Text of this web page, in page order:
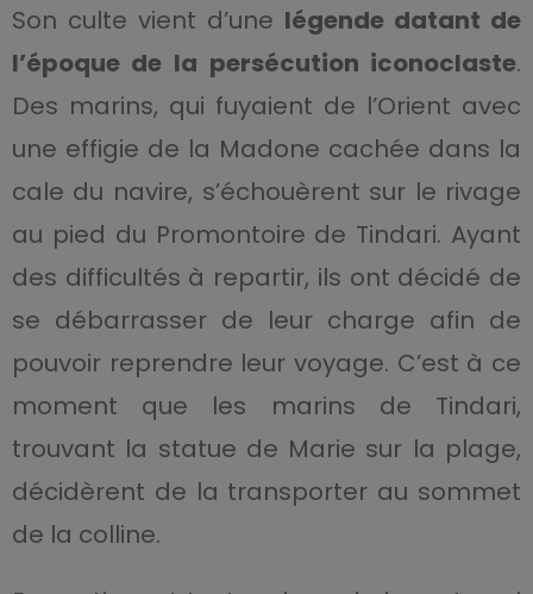
Son culte vient d’une légende datant de
l’époque de la persécution iconoclaste.
Des marins, qui fuyaient de l’Orient avec
une effigie de la Madone cachée dans la
cale du navire, s’échouèrent sur le rivage
au pied du Promontoire de Tindari. Ayant
des difficultés à repartir, ils ont décidé de
se débarrasser de leur charge afin de
pouvoir reprendre leur voyage. C’est à ce
moment que les marins de Tindari,
trouvant la statue de Marie sur la plage,
décidèrent de la transporter au sommet
de la colline.